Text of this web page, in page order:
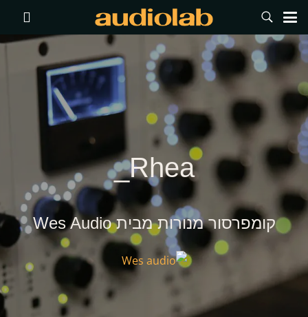
Rhea_
קומפרסור מנורות מבית Wes Audio